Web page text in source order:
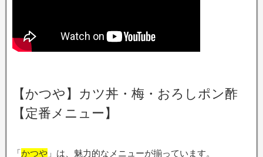
【かつや】カツ丼・梅・おろしポン酢
【定番メニュー】
「かつや 」は、魅力的なメニューが揃っています。